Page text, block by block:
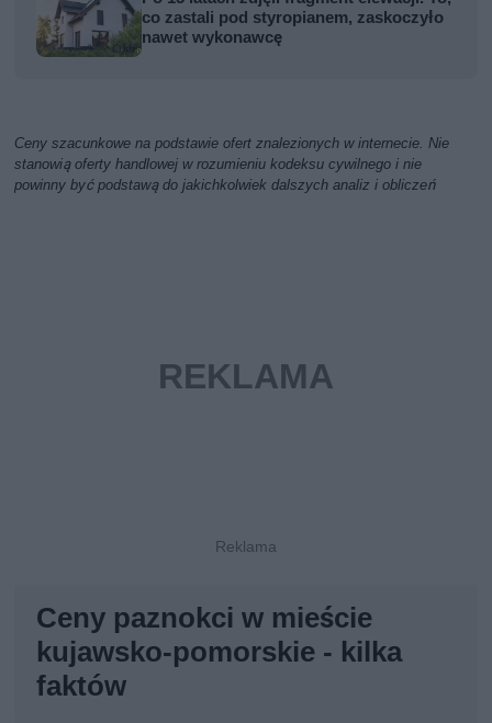
co zastali pod styropianem, zaskoczyło
nawet wykonawcę
Ceny szacunkowe na podstawie ofert znalezionych w internecie. Nie
stanowią oferty handlowej w rozumieniu kodeksu cywilnego i nie
powinny być podstawą do jakichkolwiek dalszych analiz i obliczeń
Ceny paznokci w mieście
kujawsko-pomorskie - kilka
faktów